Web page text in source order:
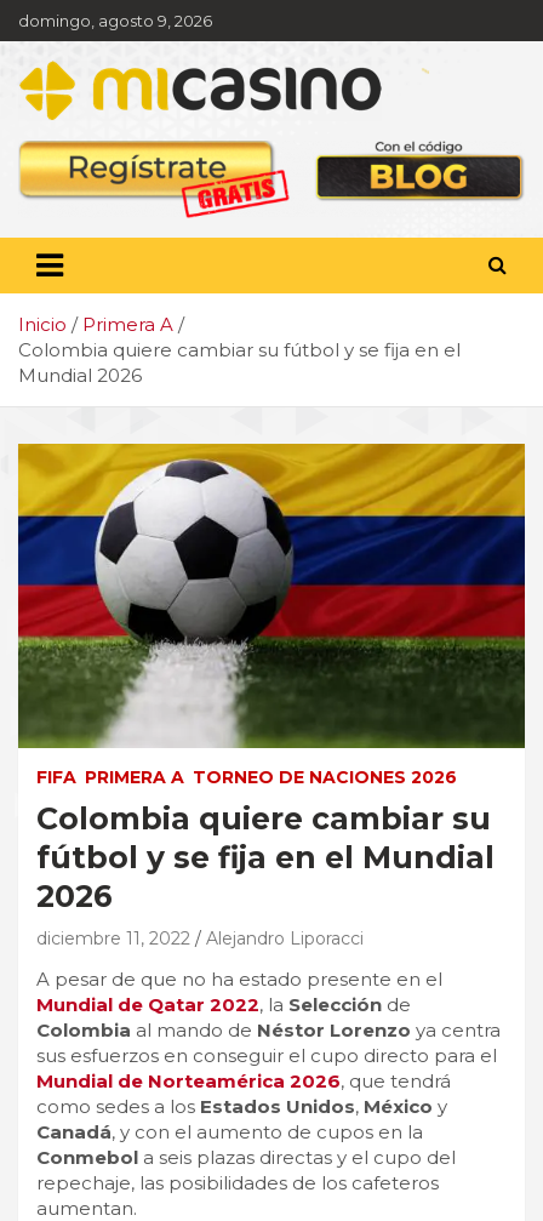
Saltar
al
contenido
domingo, agosto 9, 2026
Pronóstico deportivo,
apuestas y actualidad
deportiva
Inicio
Primera A
Colombia quiere cambiar su fútbol y se fija en el
Mundial 2026
FIFA PRIMERA A TORNEO DE NACIONES 2026
Colombia quiere cambiar su
fútbol y se fija en el Mundial
2026
diciembre 11, 2022 Alejandro Liporacci
A pesar de que no ha estado presente en el
Mundial de Qatar 2022, la Selección de
Colombia al mando de Néstor Lorenzo ya centra
sus esfuerzos en conseguir el cupo directo para el
Mundial de Norteamérica 2026, que tendrá
como sedes a los Estados Unidos, México y
Canadá, y con el aumento de cupos en la
Conmebol a seis plazas directas y el cupo del
repechaje, las posibilidades de los cafeteros
aumentan.